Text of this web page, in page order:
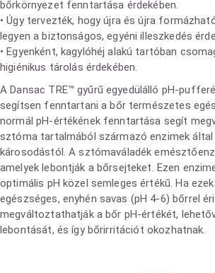
bőrkörnyezet fenntartása érdekében.
• Úgy tervezték, hogy újra és újra
legyen a biztonságos, egyéni illeszkedés
• Egyenként, kagylóhéj alakú tartóban
higiénikus tárolás érdekében.
A Dansac TRE™ gyűrű egyedülálló pH-
segítsen fenntartani a bőr természetes
normál pH-értékének fenntartása segít
sztóma tartalmából származó enzimek
károsodástól. A sztómaváladék
amelyek lebontják a bőrsejteket. Ezen
optimális pH közel semleges értékű. Ha
egészséges, enyhén savas (pH 4-6) bőrrel
megváltoztathatják a bőr pH-értékét,
lebontását, és így bőrirritációt okozhatnak.